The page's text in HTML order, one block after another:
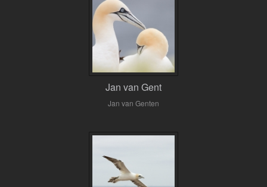
Jan van Gent
Jan van Genten